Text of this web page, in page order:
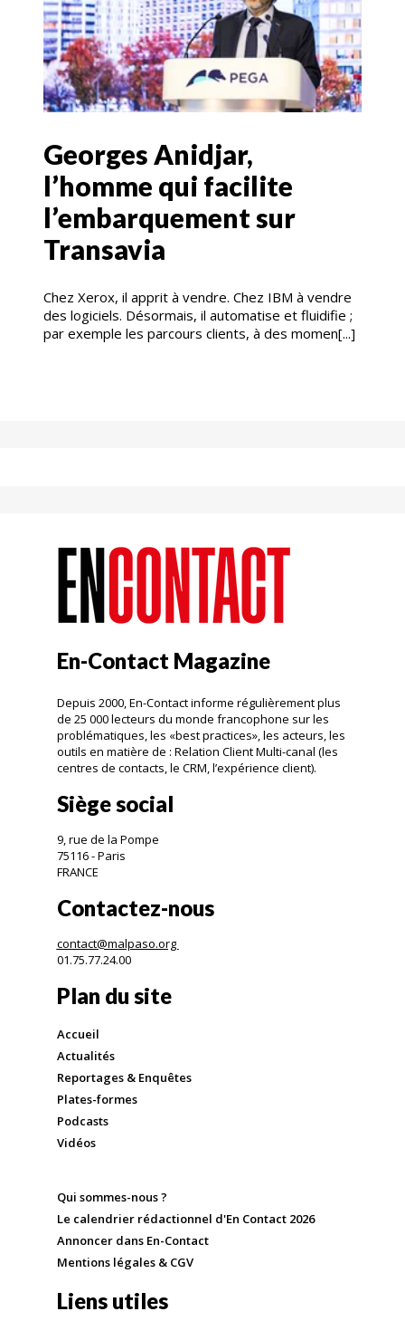
Georges Anidjar,
l’homme qui facilite
l’embarquement sur
Transavia
Chez Xerox, il apprit à vendre. Chez IBM à vendre
des logiciels. Désormais, il automatise et fluidifie ;
par exemple les parcours clients, à des momen[...]
En-Contact Magazine
Depuis 2000, En-Contact informe régulièrement plus
de 25 000 lecteurs du monde francophone sur les
problématiques, les «best practices», les acteurs, les
outils en matière de : Relation Client Multi-canal (les
centres de contacts, le CRM, l’expérience client).
Siège social
9, rue de la Pompe
75116 - Paris
FRANCE
Contactez-nous
contact@malpaso.org
01.75.77.24.00
Plan du site
Accueil
Actualités
Reportages & Enquêtes
Plates-formes
Podcasts
Vidéos
Qui sommes-nous ?
Le calendrier rédactionnel d'En Contact 2026
Annoncer dans En-Contact
Mentions légales & CGV
Liens utiles